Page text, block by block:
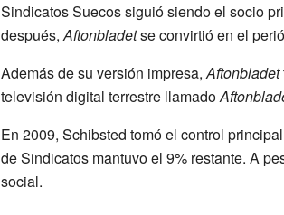
Sindicatos Suecos siguió siendo el socio
después,Aftonbladetse convirtió en el
Además de su versión impresa,Aftonbladet
televisión digital terrestre llamado
En 2009, Schibsted tomó el control
de Sindicatos mantuvo el 9% restante. A
social.